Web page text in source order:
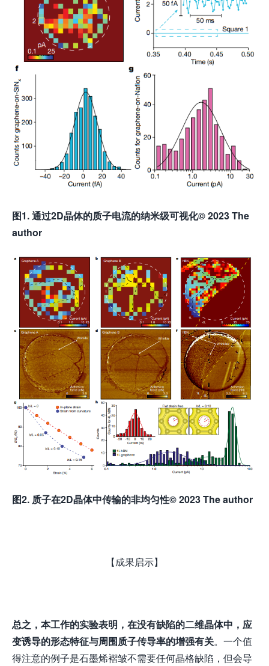
图1. 通过2D晶体的质子电流的纳米级可视化© 2023The
author
图2. 质子在2D晶体中传输的非均匀性© 2023 The author
【成果启示】
总之， 本工作的实验表明，在没有缺陷的二维晶体中，应
变诱导的形态特征与周围质子传导率的增强有关。一个值
得注意的例子是石墨烯褶皱不需要任何晶格缺陷，但会导